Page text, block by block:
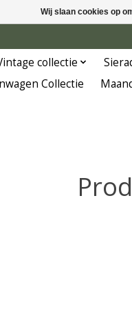
collectie
Collectie
Wij slaan cookies op